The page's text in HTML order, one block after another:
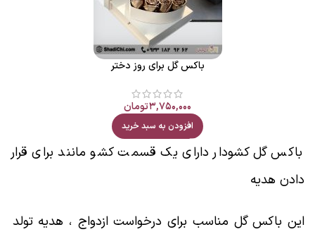
باکس گل برای روز دختر
۳,۷۵۰,۰۰۰تومان
افزودن به سبد خرید
باکس گل کشودار دارای یک قسمت کشو مانند برای قرار
دادن هدیه
این باکس گل مناسب برای درخواست ازدواج ، هدیه تولد